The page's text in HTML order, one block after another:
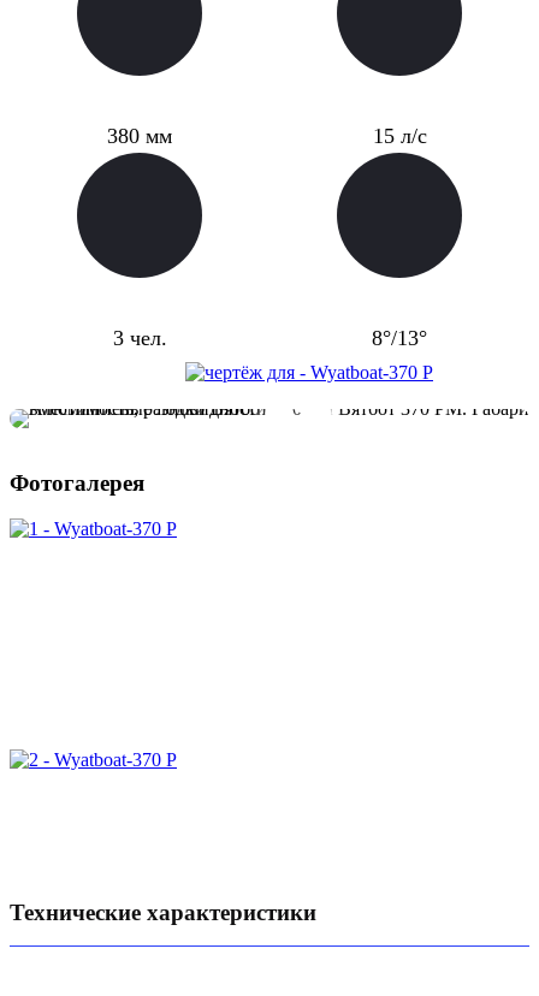
380 мм 15 л/с
3 чел. 8°/13°
Фотогалерея
Технические характеристики